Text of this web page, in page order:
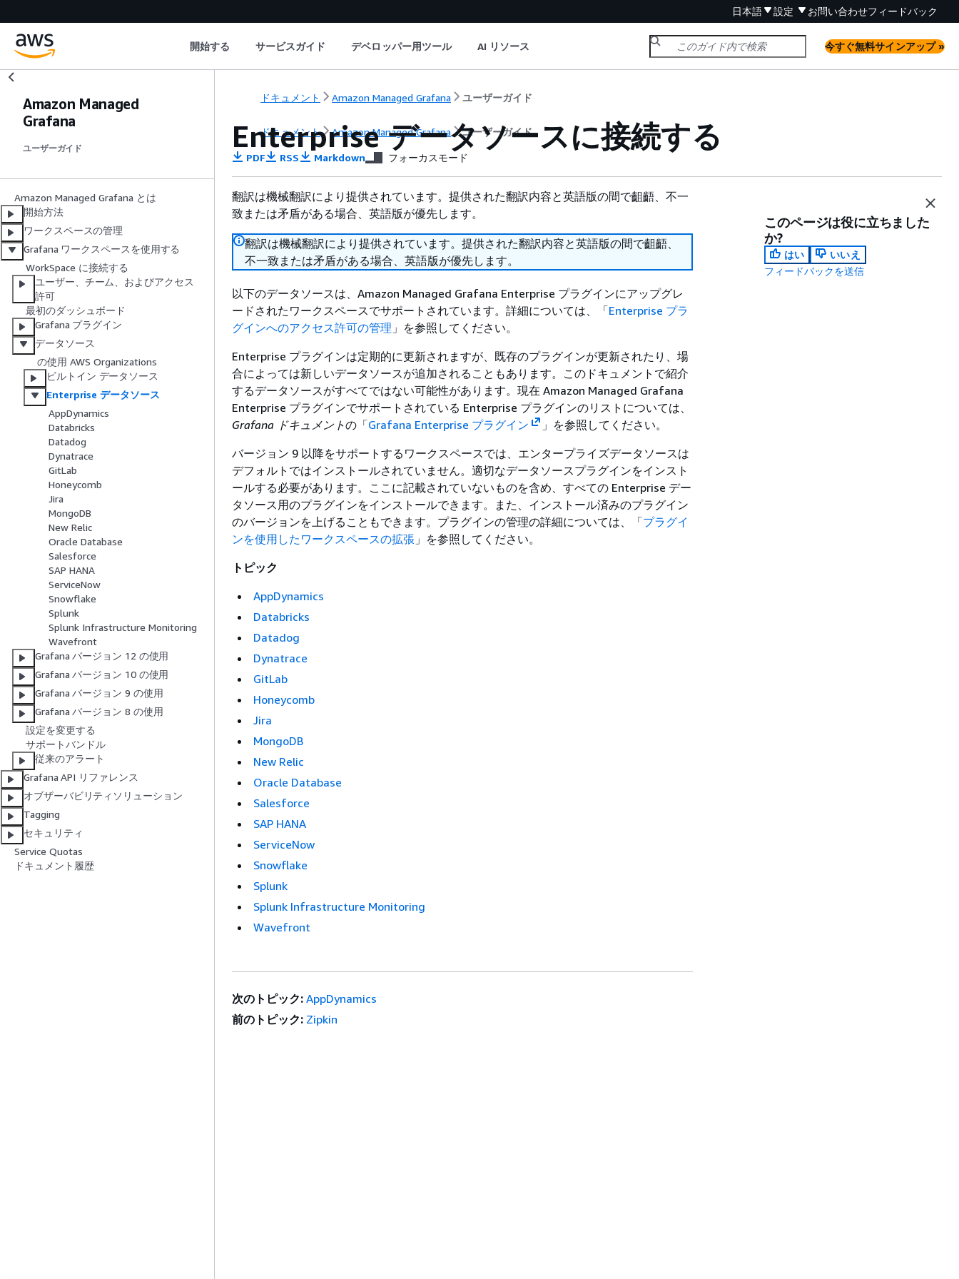
日本語 設定 お問い合わせフィードバック
開始する サービスガイド デベロッパー用ツール AI リソース 今すぐ無料サインアップ »
Amazon Managed
Grafana
ユーザーガイド
Amazon Managed Grafana とは
開始方法
ワークスペースの管理
Grafana ワークスペースを使用する
WorkSpace に接続する
ユーザー、チーム、およびアクセス
許可
最初のダッシュボード
Grafana プラグイン
データソース
の使用 AWS Organizations
ビルトイン データソース
Enterprise データソース
AppDynamics
Databricks
Datadog
Dynatrace
GitLab
Honeycomb
Jira
MongoDB
New Relic
Oracle Database
Salesforce
SAP HANA
ServiceNow
Snowflake
Splunk
Splunk Infrastructure Monitoring
Wavefront
Grafana バージョン 12 の使用
Grafana バージョン 10 の使用
Grafana バージョン 9 の使用
Grafana バージョン 8 の使用
設定を変更する
サポートバンドル
従来のアラート
Grafana API リファレンス
オブザーバビリティソリューション
Tagging
セキュリティ
Service Quotas
ドキュメント履歴
ドキュメント Amazon Managed Grafana ユーザーガイド
ドキュメント Amazon Managed Grafana ユーザーガイド
Enterprise データソースに接続する
PDF RSS Markdown フォーカスモード
翻訳は機械翻訳により提供されています。提供された翻訳内容と英語版の間で齟齬、不一
致または矛盾がある場合、英語版が優先します。
翻訳は機械翻訳により提供されています。提供された翻訳内容と英語版の間で齟齬、
不一致または矛盾がある場合、英語版が優先します。
以下のデータソースは、Amazon Managed Grafana Enterprise プラグインにアップグレ
ードされたワークスペースでサポートされています。詳細については、「Enterprise プラ
グインへのアクセス許可の管理 」を参照してください。
Enterprise プラグインは定期的に更新されますが、既存のプラグインが更新されたり、場
合によっては新しいデータソースが追加されることもあります。このドキュメントで紹介
するデータソースがすべてではない可能性があります。現在 Amazon Managed Grafana
Enterprise プラグインでサポートされている Enterprise プラグインのリストについては、
Grafana ドキュメントの「Grafana Enterprise プラグイン
」を参照してください。
バージョン 9 以降をサポートするワークスペースでは、エンタープライズデータソースは
デフォルトではインストールされていません。適切なデータソースプラグインをインスト
ールする必要があります。ここに記載されていないものを含め、すべての Enterprise デー
タソース用のプラグインをインストールできます。また、インストール済みのプラグイン
のバージョンを上げることもできます。プラグインの管理の詳細については、「プラグイ
ンを使用したワークスペースの拡張 」を参照してください。
トピック
AppDynamics
Databricks
Datadog
Dynatrace
GitLab
Honeycomb
Jira
MongoDB
New Relic
Oracle Database
Salesforce
SAP HANA
ServiceNow
Snowflake
Splunk
Splunk Infrastructure Monitoring
Wavefront
このページは役に立ちました
か?
はい
いいえ
フィードバックを送信
次のトピック: AppDynamics
前のトピック: Zipkin